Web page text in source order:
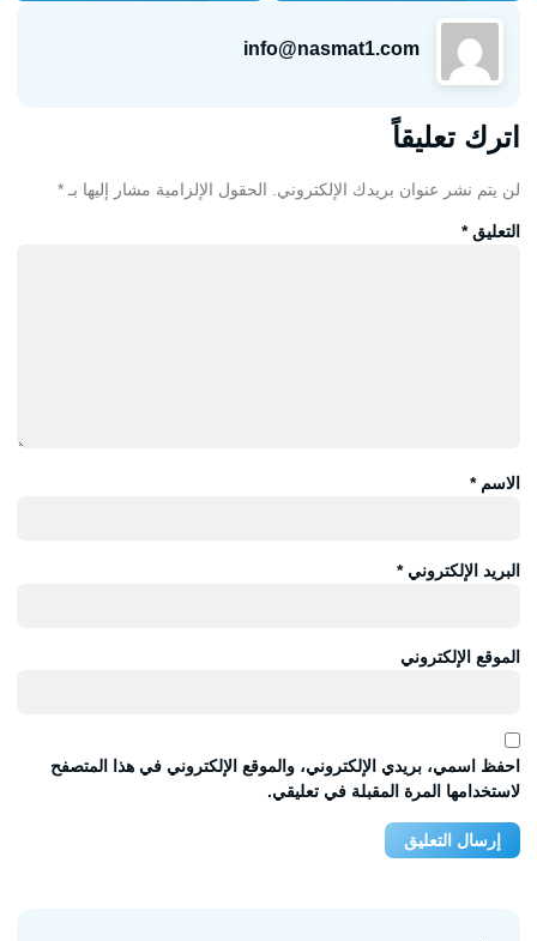
info@nasmat1.com
اترك تعليقاً
لن يتم نشر عنوان بريدك الإلكتروني. الحقول الإلزامية مشار إليها بـ *
التعليق*
الاسم*
البريد الإلكتروني*
الموقع الإلكتروني
احفظ اسمي، بريدي الإلكتروني، والموقع الإلكتروني في هذا المتصفح
لاستخدامها المرة المقبلة في تعليقي.